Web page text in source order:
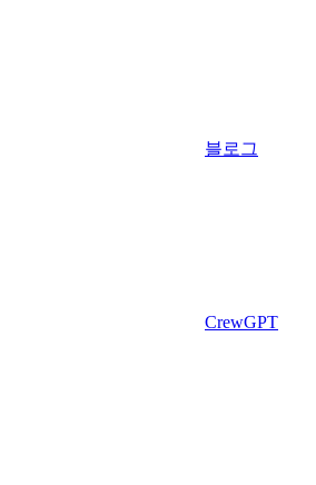
블로그
CrewGPT